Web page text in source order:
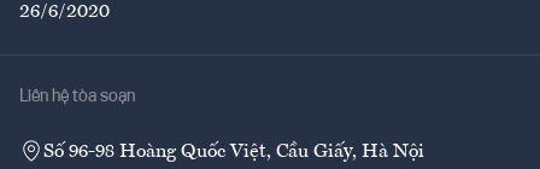
26/6/2020
Liên hệ tòa soạn
Số 96-98 Hoàng Quốc Việt, Cầu Giấy, Hà Nội